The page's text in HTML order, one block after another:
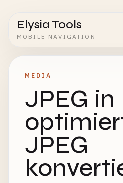
Elysia Tools
MOBILE NAVIGATION
MEDIA
JPEG in
JPEG